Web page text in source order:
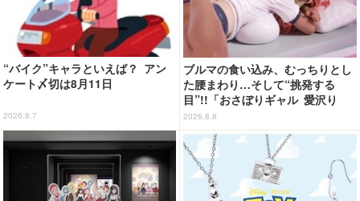
“バイク”キャラといえば？ アン
ケート〆切は8月11日
2026.8.7
ブルマの食い込み、むっちりとし
た腰まわり…そして“挑発する
目”!!「おさぼりギャル 愛沢り
さ」フィギュアで新登場
2026.8.8